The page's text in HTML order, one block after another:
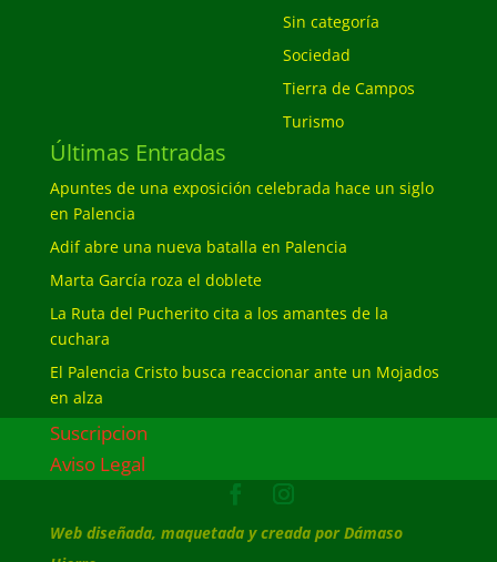
Sin categoría
Sociedad
Tierra de Campos
Turismo
Últimas Entradas
Apuntes de una exposición celebrada hace un siglo
en Palencia
Adif abre una nueva batalla en Palencia
Marta García roza el doblete
La Ruta del Pucherito cita a los amantes de la
cuchara
El Palencia Cristo busca reaccionar ante un Mojados
en alza
Suscripcion
Aviso Legal
Web diseñada, maquetada y creada por Dámaso